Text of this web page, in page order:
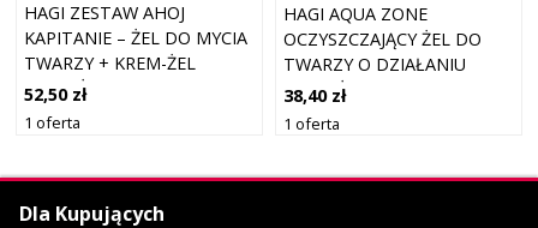
HAGI ZESTAW AHOJ
KAPITANIE – ŻEL DO MYCIA
TWARZY + KREM-ŻEL
NAWILŻAJĄCY
52,50 zł
1 oferta
HAGI AQUA ZONE
OCZYSZCZAJĄCY ŻEL DO
TWARZY O DZIAŁANIU
NAWILŻAJĄCYM 150 ML
38,40 zł
1 oferta
Dla Kupujących